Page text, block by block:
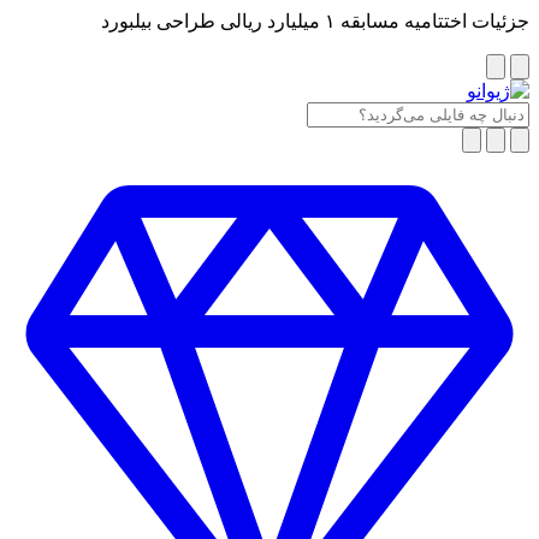
جزئیات اختتامیه مسابقه ۱ میلیارد ریالی طراحی بیلبورد